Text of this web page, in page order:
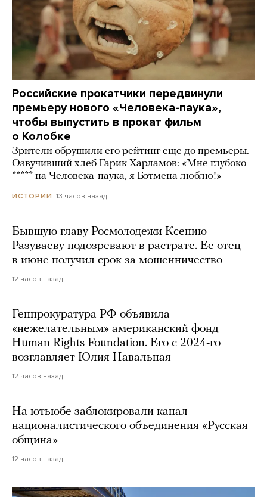
Российские прокатчики передвинули
премьеру нового «Человека-паука»,
чтобы выпустить в прокат фильм
о Колобке
Зрители обрушили его рейтинг еще до премьеры.
Озвучивший хлеб Гарик Харламов: «Мне глубоко
***** на Человека-паука, я Бэтмена люблю!»
ИСТОРИИ 13 часов назад
Бывшую главу Росмолодежи Ксению
Разуваеву подозревают в растрате. Ее отец
в июне получил срок за мошенничество
12 часов назад
Генпрокуратура РФ объявила
«нежелательным» американский фонд
Human Rights Foundation. Его с 2024-го
возглавляет Юлия Навальная
12 часов назад
На ютьюбе заблокировали канал
националистического объединения «Русская
община»
12 часов назад